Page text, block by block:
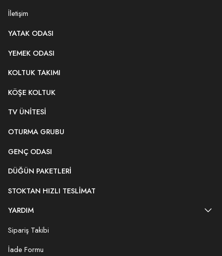
İletişim
YATAK ODASI
YEMEK ODASI
KOLTUK TAKIMI
KÖŞE KOLTUK
TV ÜNITESI
OTURMA GRUBU
GENÇ ODASI
DÜĞÜN PAKETLERI
STOKTAN HIZLI TESLIMAT
YARDIM
Sipariş Takibi
İade Formu